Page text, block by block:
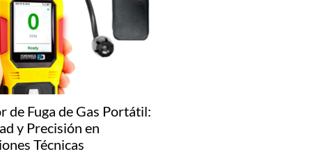
de Fuga de Gas Portátil:
y Precisión en
Técnicas